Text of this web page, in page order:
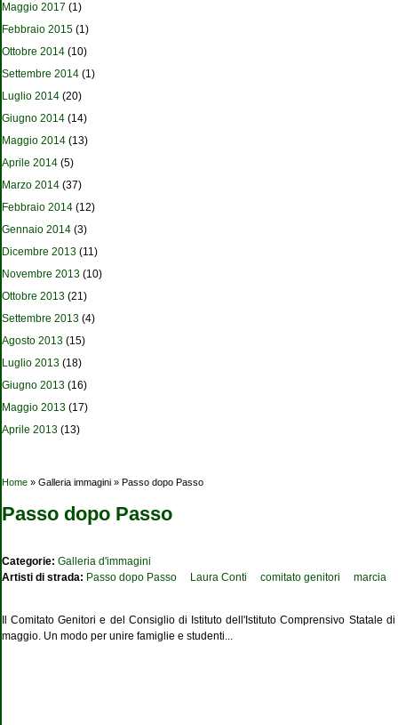
Maggio 2017 (1)
Febbraio 2015 (1)
Ottobre 2014 (10)
Settembre 2014 (1)
Luglio 2014 (20)
Giugno 2014 (14)
Maggio 2014 (13)
Aprile 2014 (5)
Marzo 2014 (37)
Febbraio 2014 (12)
Gennaio 2014 (3)
Dicembre 2013 (11)
Novembre 2013 (10)
Ottobre 2013 (21)
Settembre 2013 (4)
Agosto 2013 (15)
Luglio 2013 (18)
Giugno 2013 (16)
Maggio 2013 (17)
Aprile 2013 (13)
Tu sei qui
Home » Galleria immagini » Passo dopo Passo
Passo dopo Passo
Categorie: Galleria d'immagini
Artisti di strada: Passo dopo Passo Laura Conti comitato genitori marcia
Il Comitato Genitori e del Consiglio di Istituto dell'Istituto Comprensivo Statale
maggio. Un modo per unire famiglie e studenti...